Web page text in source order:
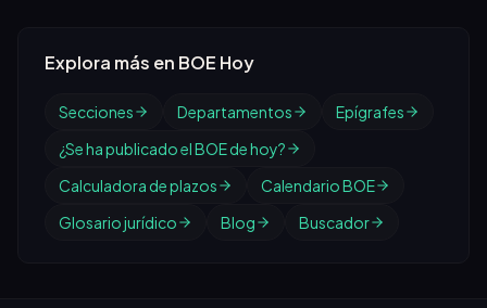
Explora más en BOE Hoy
Secciones Departamentos
Epígrafes
¿Se ha publicado el BOE de hoy?
Calculadora de plazos
Calendario BOE
Glosario jurídico
Blog Buscador